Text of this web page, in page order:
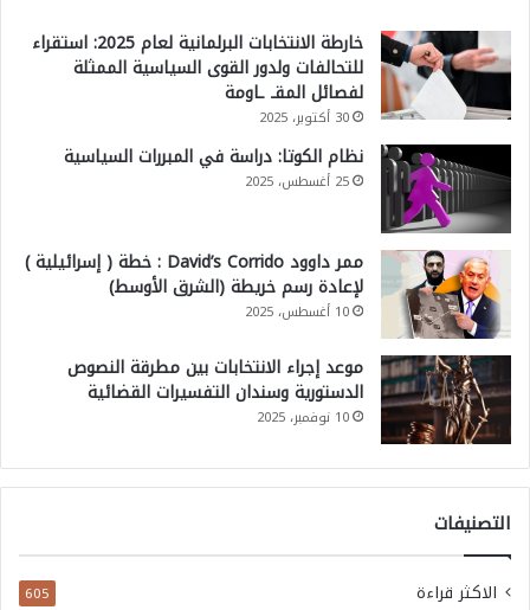
خارطة الانتخابات البرلمانية لعام 2025: استقراء
للتحالفات ولدور القوى السياسية الممثلة
لفصائل المقـ ـاومة
30 أكتوبر، 2025
نظام الكوتا: دراسة في المبررات السياسية
25 أغسطس، 2025
ممر داوود David’s Corrido : خطة ( إسرائيلية )
لإعادة رسم خريطة (الشرق الأوسط)
10 أغسطس، 2025
موعد إجراء الانتخابات بين مطرقة النصوص
الدستورية وسندان التفسيرات القضائية
10 نوفمبر، 2025
التصنيفات
الاكثر قراءة 605